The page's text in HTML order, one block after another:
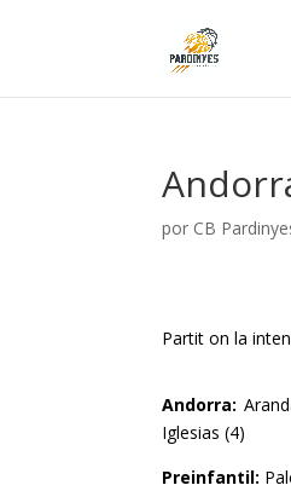
por CB
Partit on la
Andorra:
Iglesias (4)
Preinfantil: